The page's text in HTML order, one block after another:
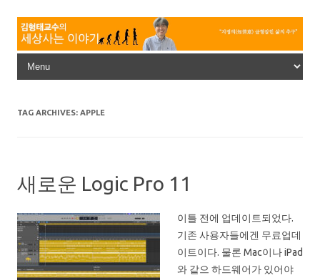
Skip to content
TAG ARCHIVES: APPLE
새로운 Logic Pro 11
이틀 전에 업데이트되었다.
기존 사용자들에겐 무료업데
이트이다. 물론 Mac이나 iPad
와 같으 하드웨어가 있어야